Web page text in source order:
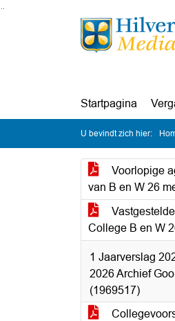
Ga naar de inhoud van deze pagina
Ga naar het zoeken
Ga naar het menu
Startpagina
U bevindt zich hier:
Voorlopige
van B en W 26
College B en W
1 Jaarverslag
2026 Archief
(1969517)